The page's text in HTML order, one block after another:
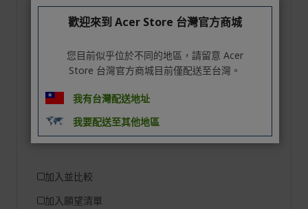
AMD Ryzen AI Max+ 395 處理器 16核心 3 GHz
SSD: 4TB NVME.M.2 (具備自我加密功能)
128 GB, LPDDR5X
加入並比較
加入願望清單
歡迎來到 Acer Store 台灣官方商城
您目前似乎位於不同的地區，請留意 Acer
Store 台灣官方商城目前僅配送至台灣。
我有台灣配送地址
我要配送至其他地區